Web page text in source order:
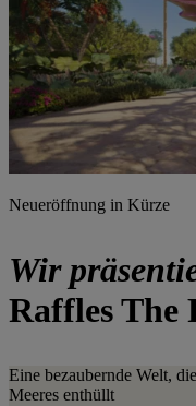
Neueröffnung in Kürze
Wir
Raffles The
Eine bezaubernde Welt,
Meeres enthüllt